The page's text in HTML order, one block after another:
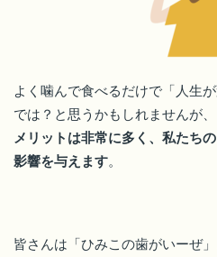
よく噛んで食べるだけで「人生
では？と思うかもしれませんが
メリットは非常に多く、私たち
影響を与えます。
皆さんは「ひみこの歯がいーぜ